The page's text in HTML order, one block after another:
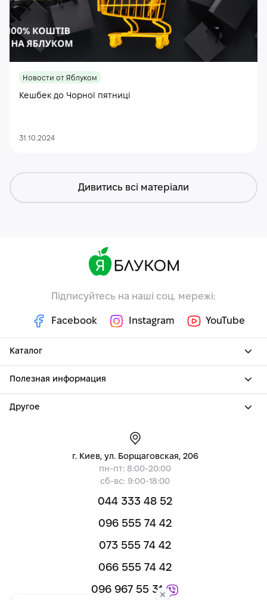
Новости от Яблуком
Кешбек до Чорної пятниці
31.10.2024
Дивитись всі матеріали
Підписуйтесь на наші соц. мережі:
Facebook Instagram YouTube
Каталог
Полезная информация
Другое
г. Киев, ул. Борщаговская, 206
пн-пт: 8:00-20:00
сб-вс: 9:00-18:00
044 333 48 52
096 555 74 42
073 555 74 42
066 555 74 42
096 967 55 31